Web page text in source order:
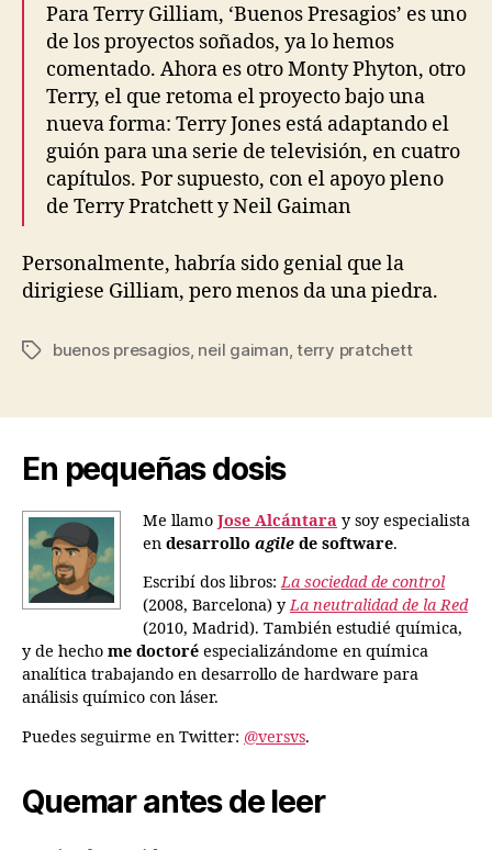
Para Terry Gilliam, ‘Buenos Presagios’ es uno
de los proyectos soñados, ya lo hemos
comentado. Ahora es otro Monty Phyton, otro
Terry, el que retoma el proyecto bajo una
nueva forma: Terry Jones está adaptando el
guión para una serie de televisión, en cuatro
capítulos. Por supuesto, con el apoyo pleno
de Terry Pratchett y Neil Gaiman
Personalmente, habría sido genial que la
dirigiese Gilliam, pero menos da una piedra.
Etiquetas
buenos presagios, neil gaiman,terry pratchett
En pequeñas dosis
Me llamo Jose Alcántara y soy especialista
en desarrollo agile de software.
Escribí dos libros:La sociedad de control
(2008, Barcelona) yLa neutralidad de la Red
(2010, Madrid). También estudié química,
y de hecho me doctoré especializándome en química
analítica trabajando en desarrollo de hardware para
análisis químico con láser.
Puedes seguirme en Twitter: @versvs.
Quemar antes de leer